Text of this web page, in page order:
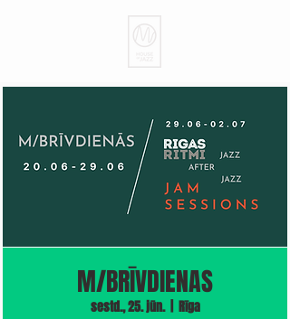
M/BRĪVDIENAS
sestd., 25. jūn.
  |
Rīga